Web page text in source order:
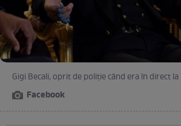
Gigi Becali, oprit de poliție când era în direct la
Facebook